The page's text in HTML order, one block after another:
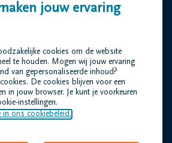
vragen
Gebruiksvoorwaarden
Privacyverklaring
jouw ervaring
cookies om de website
te houden. Mogen wij jouw ervaring
van gepersonaliseerde inhoud?
De cookies blijven voor een
in jouw browser. Je kunt je voorkeuren
instellingen.
in ons cookiebeleid.